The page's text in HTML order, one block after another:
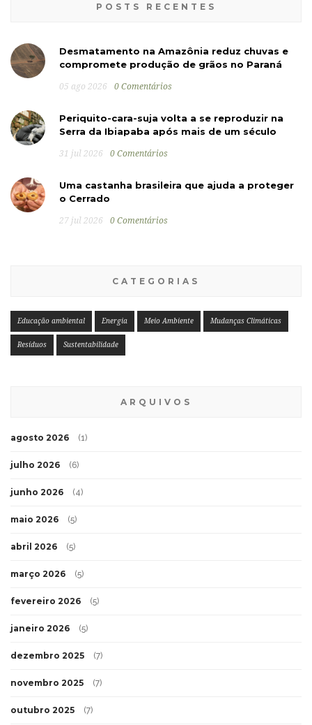
POSTS RECENTES
Desmatamento na Amazônia reduz chuvas e
compromete produção de grãos no Paraná
05 ago 2026 0 Comentários
Periquito-cara-suja volta a se reproduzir na
Serra da Ibiapaba após mais de um século
31 jul 2026 0 Comentários
Uma castanha brasileira que ajuda a proteger
o Cerrado
27 jul 2026 0 Comentários
CATEGORIAS
Educação ambiental Energia Meio Ambiente Mudanças Climáticas
Resíduos Sustentabilidade
ARQUIVOS
agosto 2026 (1)
julho 2026 (6)
junho 2026 (4)
maio 2026 (5)
abril 2026 (5)
março 2026 (5)
fevereiro 2026 (5)
janeiro 2026 (5)
dezembro 2025 (7)
novembro 2025 (7)
outubro 2025 (7)